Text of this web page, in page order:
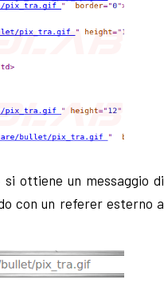
ottiene un messaggio di
con un referer esterno a